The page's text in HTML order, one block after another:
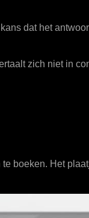
dat het
zich niet in
boeken. Het